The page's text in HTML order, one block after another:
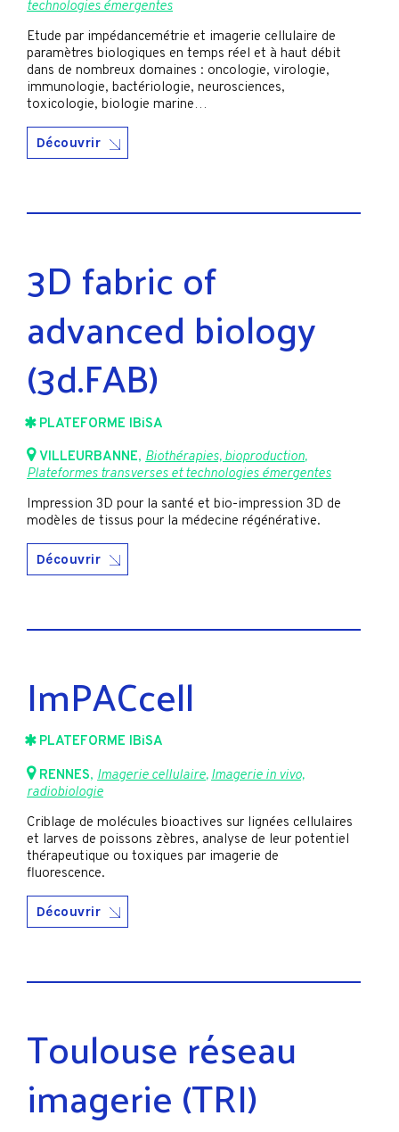
technologies émergentes
Etude par impédancemétrie et imagerie cellulaire de
paramètres biologiques en temps réel et à haut débit
dans de nombreux domaines : oncologie, virologie,
immunologie, bactériologie, neurosciences,
toxicologie, biologie marine…
Découvrir
3D fabric of
advanced biology
(3d.FAB)
PLATEFORME IBiSA
VILLEURBANNE, Biothérapies, bioproduction,
Plateformes transverses et technologies émergentes
Impression 3D pour la santé et bio-impression 3D de
modèles de tissus pour la médecine régénérative.
Découvrir
ImPACcell
PLATEFORME IBiSA
RENNES, Imagerie cellulaire, Imagerie in vivo,
radiobiologie
Criblage de molécules bioactives sur lignées cellulaires
et larves de poissons zèbres, analyse de leur potentiel
thérapeutique ou toxiques par imagerie de
fluorescence.
Découvrir
Toulouse réseau
imagerie (TRI)